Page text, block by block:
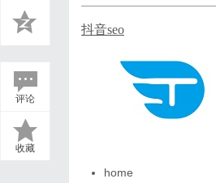
评论
收藏
抖音seo
home